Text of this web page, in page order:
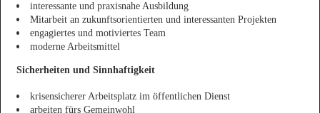
interessante und praxisnahe Ausbildung
Mitarbeit an zukunftsorientierten und interessanten Projekten
engagiertes und motiviertes Team
moderne Arbeitsmittel
Sicherheiten und Sinnhaftigkeit
krisensicherer Arbeitsplatz im öffentlichen Dienst
arbeiten fürs Gemeinwohl